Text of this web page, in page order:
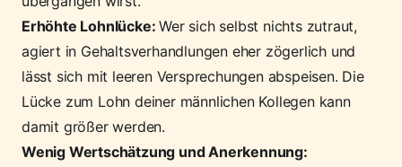
Erhöhte Lohnlücke:Wer sich selbst nichts zutraut,
agiert in Gehaltsverhandlungen eher zögerlich und
lässt sich mit leeren Versprechungen abspeisen. Die
Lücke zum Lohn deiner männlichen Kollegen kann
damit größer werden.
Wenig Wertschätzung und Anerkennung: